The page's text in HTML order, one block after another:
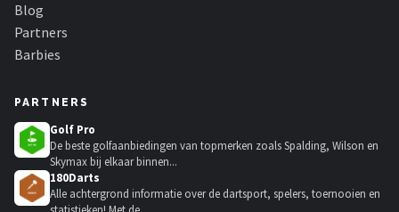
Blog
Partners
Barbies
PARTNERS
Golf Pro
De beste golfaanbiedingen van topmerken zoals Spalding, Wilson en
Skymax bij elkaar binnen...
180Darts
Alle achtergrond informatie over de dartsport, spelers, toernooien en